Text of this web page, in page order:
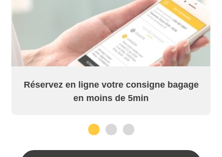
Réservez en ligne votre consigne bagage
en moins de 5min